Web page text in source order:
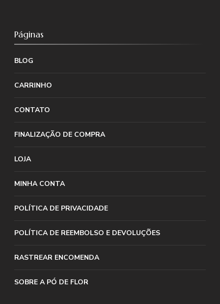
Páginas
BLOG
CARRINHO
CONTATO
FINALIZAÇÃO DE COMPRA
LOJA
MINHA CONTA
POLÍTICA DE PRIVACIDADE
POLÍTICA DE REEMBOLSO E DEVOLUÇÕES
RASTREAR ENCOMENDA
SOBRE A PÓ DE FLOR